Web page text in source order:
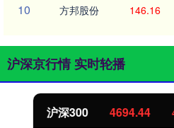
10 方邦股份 146.16
沪深京行情 实时轮播
北证50 1134.24